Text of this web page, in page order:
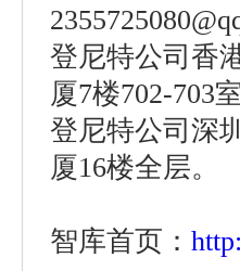
登尼特公司香
厦7楼702-703
登尼特公司深
厦16楼全层。
智库首页：